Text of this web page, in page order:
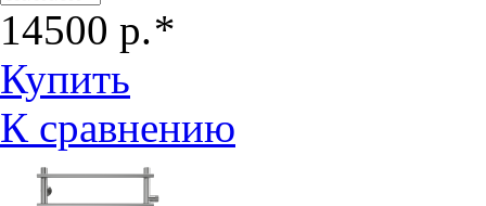
14500 р.*
Купить
К сравнению